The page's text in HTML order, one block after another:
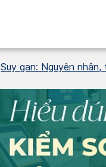
Suy gan: Nguyên